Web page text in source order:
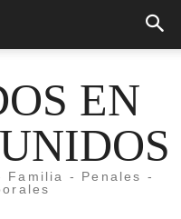
EN
Familia - Penales -